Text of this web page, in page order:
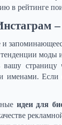
в рейтинге
моды
вашу
именами.
идеи для